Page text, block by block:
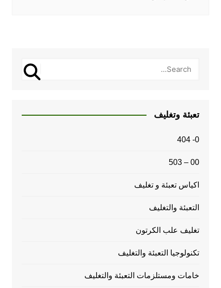
تعبئة وتغليف
0- 404
00 – 503
اكياس تعبئة و تغليف
التعبئة والتغليف
تغليف علب الكرتون
تكنولوجيا التعبئة والتغليف
خامات ومستلزمات التعبئة والتغليف